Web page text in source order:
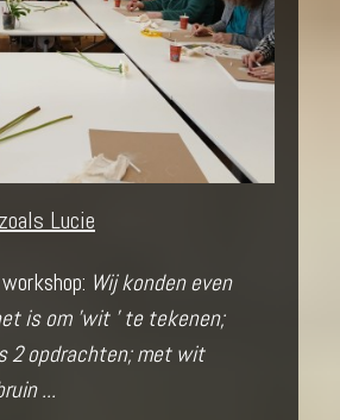
Lucie
Wij konden even
is om 'wit ' te tekenen;
2 opdrachten; met wit
...